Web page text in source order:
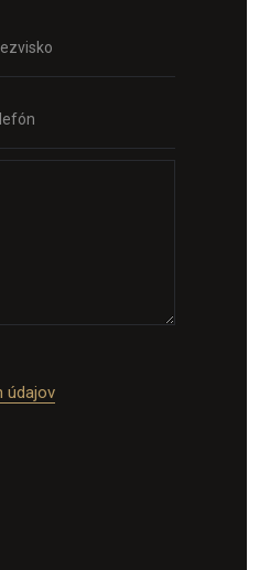
údajov